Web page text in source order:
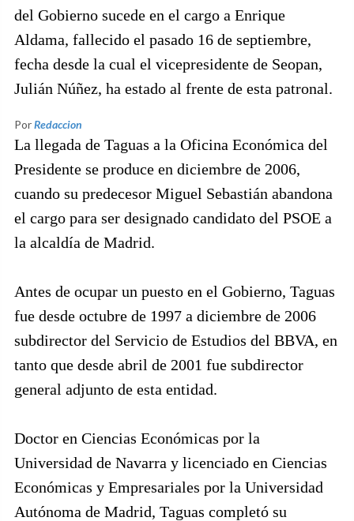
del Gobierno sucede en el cargo a Enrique
Aldama, fallecido el pasado 16 de septiembre,
fecha desde la cual el vicepresidente de Seopan,
Julián Núñez, ha estado al frente de esta patronal.
PorRedaccion
La llegada de Taguas a la Oficina Económica del
Presidente se produce en diciembre de 2006,
cuando su predecesor Miguel Sebastián abandona
el cargo para ser designado candidato del PSOE a
la alcaldía de Madrid.
Antes de ocupar un puesto en el Gobierno, Taguas
fue desde octubre de 1997 a diciembre de 2006
subdirector del Servicio de Estudios del BBVA, en
tanto que desde abril de 2001 fue subdirector
general adjunto de esta entidad.
Doctor en Ciencias Económicas por la
Universidad de Navarra y licenciado en Ciencias
Económicas y Empresariales por la Universidad
Autónoma de Madrid, Taguas completó su